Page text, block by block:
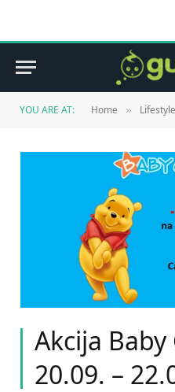
YOU ARE AT: Home » Lifestyle
Akcija
20.09. –